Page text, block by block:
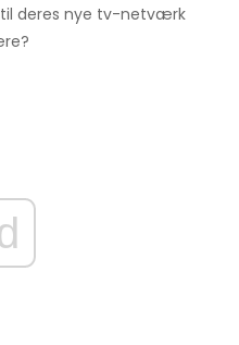
deres nye tv-netværk